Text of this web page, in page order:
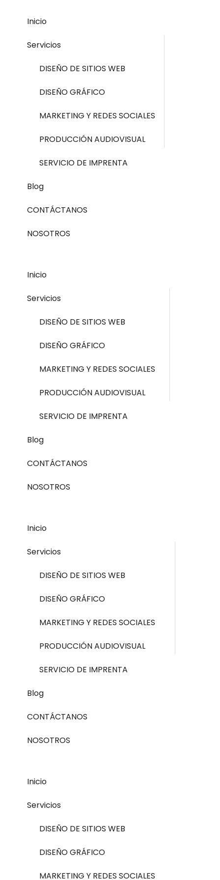
Inicio
Servicios
DISEÑO DE SITIOS WEB
DISEÑO GRÁFICO
MARKETING Y REDES SOCIALES
PRODUCCIÓN AUDIOVISUAL
SERVICIO DE IMPRENTA
Blog
CONTÁCTANOS
NOSOTROS
Inicio
Servicios
DISEÑO DE SITIOS WEB
DISEÑO GRÁFICO
MARKETING Y REDES SOCIALES
PRODUCCIÓN AUDIOVISUAL
SERVICIO DE IMPRENTA
Blog
CONTÁCTANOS
NOSOTROS
Inicio
Servicios
DISEÑO DE SITIOS WEB
DISEÑO GRÁFICO
MARKETING Y REDES SOCIALES
PRODUCCIÓN AUDIOVISUAL
SERVICIO DE IMPRENTA
Blog
CONTÁCTANOS
NOSOTROS
Inicio
Servicios
DISEÑO DE SITIOS WEB
DISEÑO GRÁFICO
MARKETING Y REDES SOCIALES